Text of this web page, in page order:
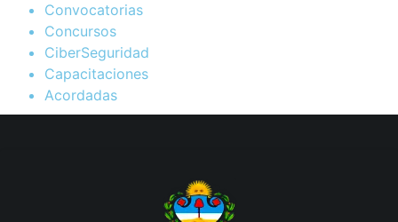
Convocatorias
Concursos
CiberSeguridad
Capacitaciones
Acordadas